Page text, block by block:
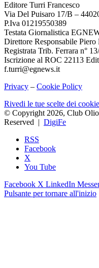
Editore Turri Francesco
Via Del Puisaro 17/B –
P.Iva 01219550389
Testata Giornalistica
Direttore Responsabile Piero
Registrata Trib. Ferrara n°
Iscrizione al ROC 22113
f.turri@egnews.it
Privacy – Cookie Policy
Rivedi le tue scelte dei cookie
© Copyright 2026, Club
Reserved | DigiFe
RSS
Facebook
X
You Tube
Facebook X LinkedIn
Pulsante per tornare all'inizio